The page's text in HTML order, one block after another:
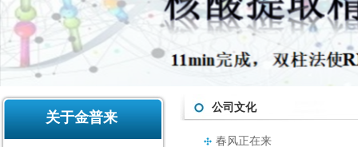
关于金普来
公司文化
春风正在来